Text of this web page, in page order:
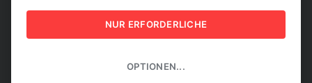
NEW BUSINESS
NUR ERFORDERLICHE
OPTIONEN...